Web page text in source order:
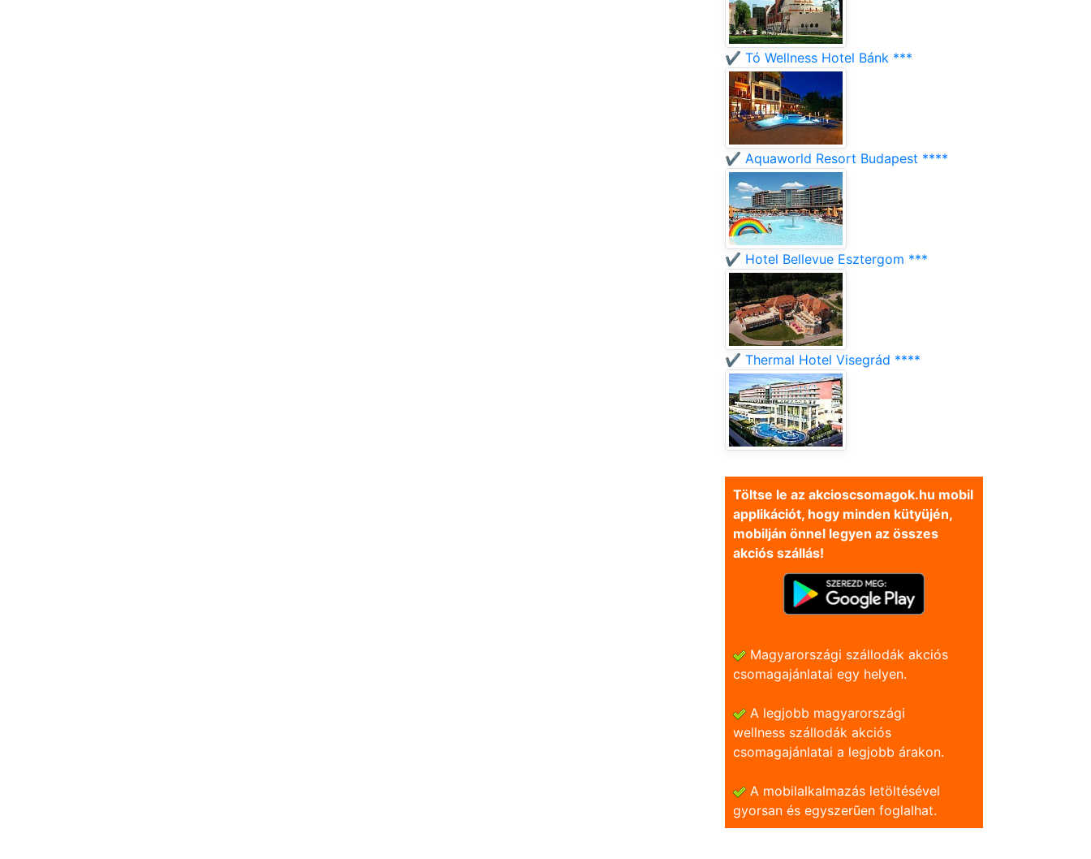
✔️ Tó Wellness Hotel Bánk ***
✔️ Aquaworld Resort Budapest ****
✔️ Hotel Bellevue Esztergom ***
✔️ Thermal Hotel Visegrád ****
Töltse le az akcioscsomagok.hu mobil
applikációt, hogy minden kütyüjén,
mobilján önnel legyen az összes
akciós szállás!
Magyarországi szállodák akciós
csomagajánlatai egy helyen.
A legjobb magyarországi
wellness szállodák akciós
csomagajánlatai a legjobb árakon.
A mobilalkalmazás letöltésével
gyorsan és egyszerũen foglalhat.